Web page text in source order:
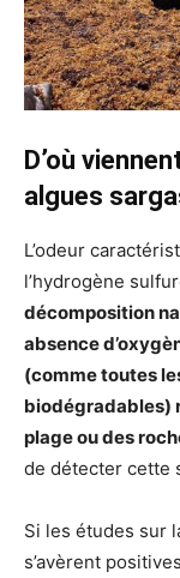
D’où
algues
L’odeur
l’hydrogène
décomposition
absence
(comme toutes
biodégradables)
plage ou des
de détecter cette
Si les études sur
s’avèrent